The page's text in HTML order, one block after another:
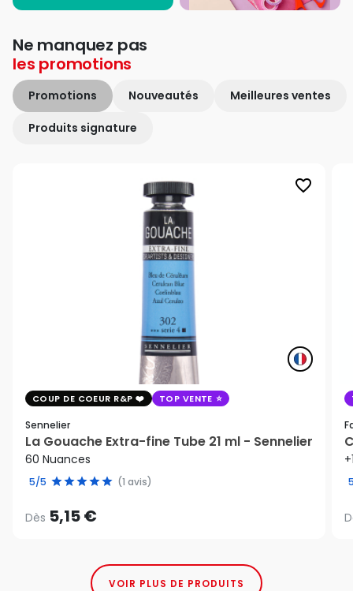
Ne manquez pas
les promotions
Promotions Nouveautés Meilleures ventes
Produits signature
favorite_border
COUP DE COEUR R&P TOP VENTE
Sennelier
La Gouache Extra-fine Tube 21 ml - Sennelier
60 Nuances
5/5 (1 avis)
Dès 5,15 €
VOIR PLUS DE PRODUITS